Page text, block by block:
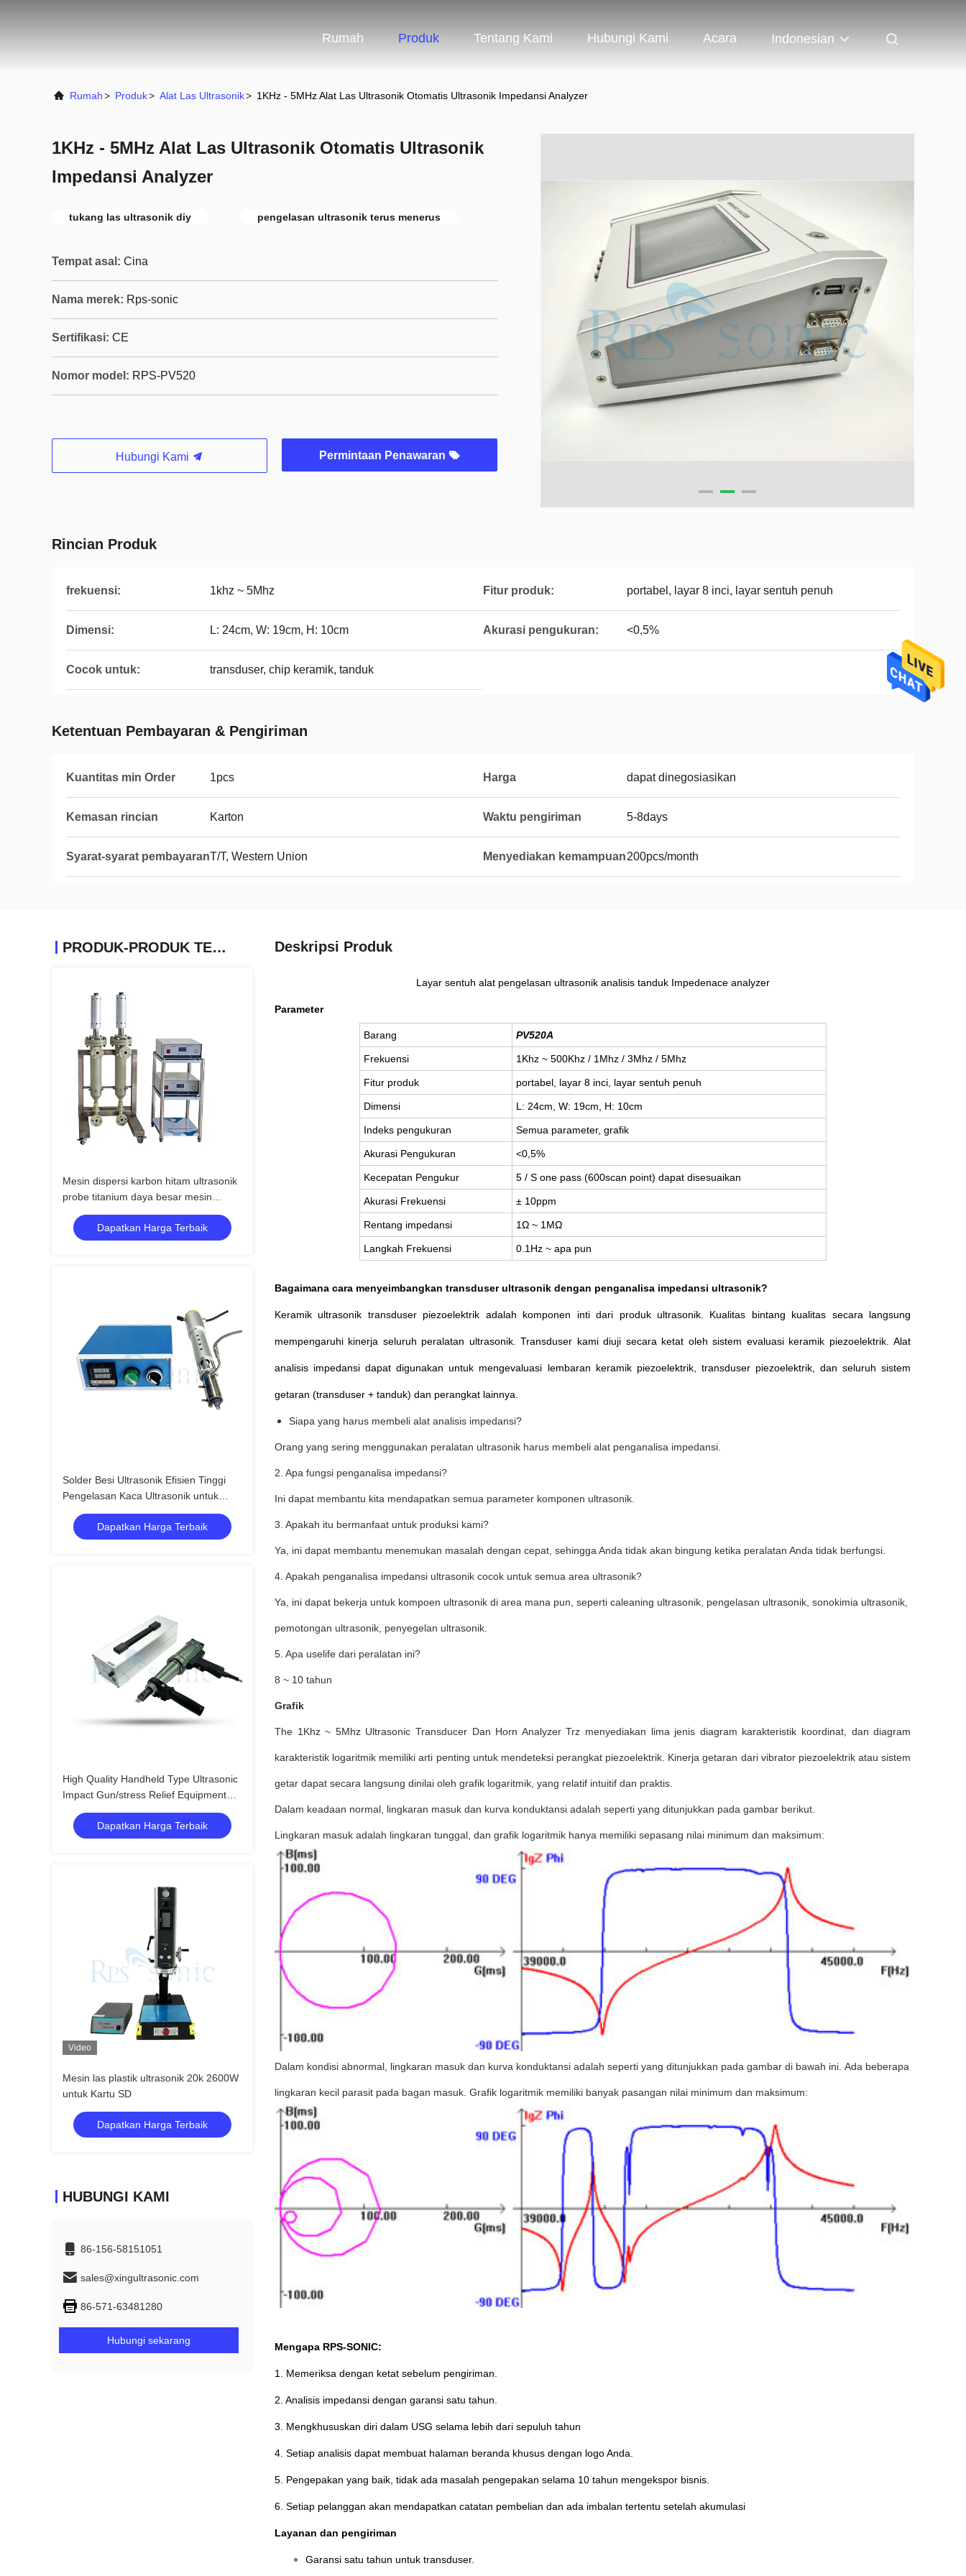
Rumah Produk Tentang Kami Hubungi Kami Acara Indonesian
Rumah> Produk> Alat Las Ultrasonik> 1KHz - 5MHz Alat Las Ultrasonik Otomatis Ultrasonik Impedansi Analyzer
1KHz - 5MHz Alat Las Ultrasonik Otomatis Ultrasonik
Impedansi Analyzer
tukang las ultrasonik diy pengelasan ultrasonik terus menerus
Tempat asal: Cina
Nama merek: Rps-sonic
Sertifikasi: CE
Nomor model: RPS-PV520
Hubungi Kami Permintaan Penawaran
Rincian Produk
frekuensi: 1khz ~ 5Mhz Fitur produk: portabel, layar 8 inci, layar sentuh penuh
Dimensi: L: 24cm, W: 19cm, H: 10cm Akurasi pengukuran: <0,5%
Cocok untuk: transduser, chip keramik, tanduk
Ketentuan Pembayaran & Pengiriman
Kuantitas min Order 1pcs Harga dapat dinegosiasikan
Kemasan rincian Karton Waktu pengiriman 5-8days
Syarat-syarat pembayaranT/T, Western Union Menyediakan kemampuan200pcs/month
PRODUK-PRODUK TERKAIT
Mesin dispersi karbon hitam ultrasonik
probe titanium daya besar mesin
homogenizer ultrasonik
Dapatkan Harga Terbaik
Solder Besi Ultrasonik Efisien Tinggi
Pengelasan Kaca Ultrasonik untuk
Industri Konstruksi
Dapatkan Harga Terbaik
High Quality Handheld Type Ultrasonic
Impact Gun/stress Relief Equipment
Ultrasonic Impact Treatment
Dapatkan Harga Terbaik
Video
Mesin las plastik ultrasonik 20k 2600W
untuk Kartu SD
Dapatkan Harga Terbaik
HUBUNGI KAMI
86-156-58151051
sales@xingultrasonic.com
86-571-63481280
Hubungi sekarang
Deskripsi Produk
Layar sentuh alat pengelasan ultrasonik analisis tanduk Impedenace analyzer
Parameter
Barang PV520A
Frekuensi 1Khz ~ 500Khz / 1Mhz / 3Mhz / 5Mhz
Fitur produk portabel, layar 8 inci, layar sentuh penuh
Dimensi L: 24cm, W: 19cm, H: 10cm
Indeks pengukuran Semua parameter, grafik
Akurasi Pengukuran <0,5%
Kecepatan Pengukur 5 / S one pass (600scan point) dapat disesuaikan
Akurasi Frekuensi ± 10ppm
Rentang impedansi 1Ω ~ 1MΩ
Langkah Frekuensi 0.1Hz ~ apa pun
Bagaimana cara menyeimbangkan transduser ultrasonik dengan penganalisa impedansi ultrasonik?
Keramik ultrasonik transduser piezoelektrik adalah komponen inti dari produk ultrasonik. Kualitas bintang kualitas secara langsung
mempengaruhi kinerja seluruh peralatan ultrasonik. Transduser kami diuji secara ketat oleh sistem evaluasi keramik piezoelektrik. Alat
analisis impedansi dapat digunakan untuk mengevaluasi lembaran keramik piezoelektrik, transduser piezoelektrik, dan seluruh sistem
getaran (transduser + tanduk) dan perangkat lainnya.
Siapa yang harus membeli alat analisis impedansi?
Orang yang sering menggunakan peralatan ultrasonik harus membeli alat penganalisa impedansi.
2. Apa fungsi penganalisa impedansi?
Ini dapat membantu kita mendapatkan semua parameter komponen ultrasonik.
3. Apakah itu bermanfaat untuk produksi kami?
Ya, ini dapat membantu menemukan masalah dengan cepat, sehingga Anda tidak akan bingung ketika peralatan Anda tidak berfungsi.
4. Apakah penganalisa impedansi ultrasonik cocok untuk semua area ultrasonik?
Ya, ini dapat bekerja untuk kompoen ultrasonik di area mana pun, seperti caleaning ultrasonik, pengelasan ultrasonik, sonokimia ultrasonik,
pemotongan ultrasonik, penyegelan ultrasonik.
5. Apa uselife dari peralatan ini?
8 ~ 10 tahun
Grafik
The 1Khz ~ 5Mhz Ultrasonic Transducer Dan Horn Analyzer Trz menyediakan lima jenis diagram karakteristik koordinat, dan diagram
karakteristik logaritmik memiliki arti penting untuk mendeteksi perangkat piezoelektrik. Kinerja getaran dari vibrator piezoelektrik atau sistem
getar dapat secara langsung dinilai oleh grafik logaritmik, yang relatif intuitif dan praktis.
Dalam keadaan normal, lingkaran masuk dan kurva konduktansi adalah seperti yang ditunjukkan pada gambar berikut.
Lingkaran masuk adalah lingkaran tunggal, dan grafik logaritmik hanya memiliki sepasang nilai minimum dan maksimum:
Dalam kondisi abnormal, lingkaran masuk dan kurva konduktansi adalah seperti yang ditunjukkan pada gambar di bawah ini. Ada beberapa
lingkaran kecil parasit pada bagan masuk. Grafik logaritmik memiliki banyak pasangan nilai minimum dan maksimum:
Mengapa RPS-SONIC:
1. Memeriksa dengan ketat sebelum pengiriman.
2. Analisis impedansi dengan garansi satu tahun.
3. Mengkhususkan diri dalam USG selama lebih dari sepuluh tahun
4. Setiap analisis dapat membuat halaman beranda khusus dengan logo Anda.
5. Pengepakan yang baik, tidak ada masalah pengepakan selama 10 tahun mengekspor bisnis.
6. Setiap pelanggan akan mendapatkan catatan pembelian dan ada imbalan tertentu setelah akumulasi
Layanan dan pengiriman
Garansi satu tahun untuk transduser.